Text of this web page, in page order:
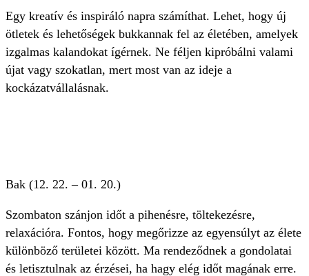
Egy kreatív és inspiráló napra számíthat. Lehet, hogy új
ötletek és lehetőségek bukkannak fel az életében, amelyek
izgalmas kalandokat ígérnek. Ne féljen kipróbálni valami
újat vagy szokatlan, mert most van az ideje a
kockázatvállalásnak.
Bak (12. 22. – 01. 20.)
Szombaton szánjon időt a pihenésre, töltekezésre,
relaxációra. Fontos, hogy megőrizze az egyensúlyt az élete
különböző területei között. Ma rendeződnek a gondolatai
és letisztulnak az érzései, ha hagy elég időt magának erre.